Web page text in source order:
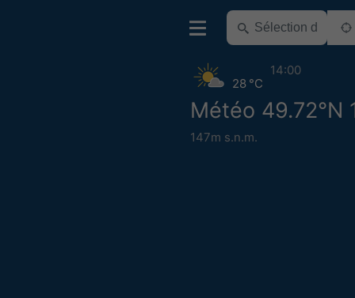
Météo 49.72°N
147m s.n.m.
28 °C
14:00